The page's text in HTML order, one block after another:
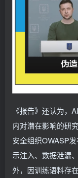
《报告》还认为，
内对潜在影响的研
安全组织OWASP
示注入、数据泄漏
外，因训练语料存